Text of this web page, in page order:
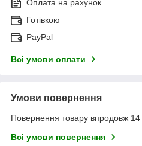
Оплата на рахунок
Готівкою
PayPal
Всі умови оплати
Умови повернення
Повернення товару впродовж 14
Всі умови повернення